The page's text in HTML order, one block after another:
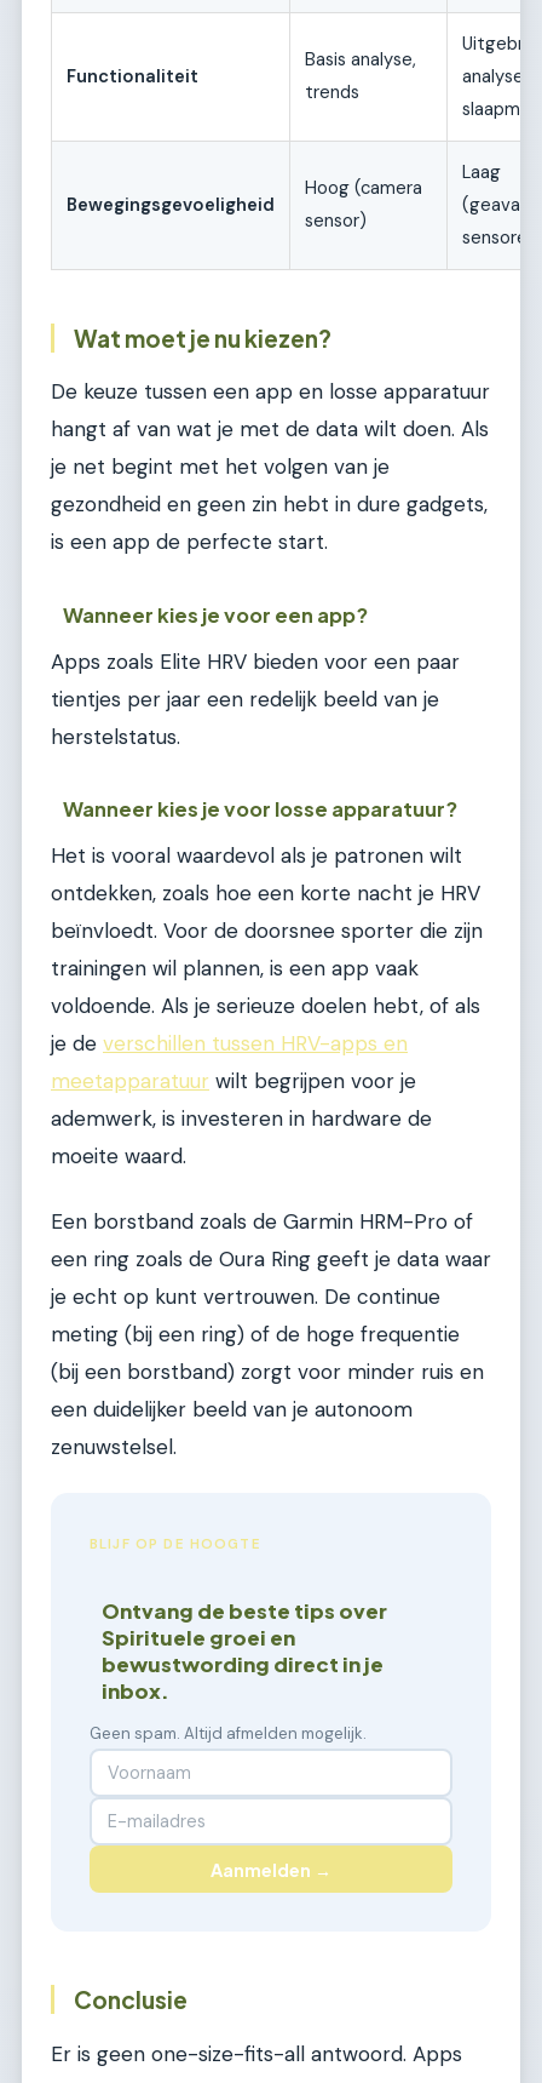
Functionaliteit
Basis analyse,
trends
analyse,
Bewegingsgevoeligheid
Hoog (camera
sensor)
Laag
Wat moet je nu kiezen?
De keuze tussen een app en losse apparatuur
hangt af van wat je met de data wilt doen. Als
je net begint met het volgen van je
gezondheid en geen zin hebt in dure gadgets,
is een app de perfecte start.
Wanneer kies je voor een app?
Apps zoals Elite HRV bieden voor een paar
tientjes per jaar een redelijk beeld van je
herstelstatus.
Wanneer kies je voor losse apparatuur?
Het is vooral waardevol als je patronen wilt
ontdekken, zoals hoe een korte nacht je HRV
beïnvloedt. Voor de doorsnee sporter die zijn
trainingen wil plannen, is een app vaak
voldoende. Als je serieuze doelen hebt, of als
je de verschillen tussen HRV-apps en
meetapparatuur wilt begrijpen voor je
ademwerk, is investeren in hardware de
moeite waard.
Een borstband zoals de Garmin HRM-Pro of
een ring zoals de Oura Ring geeft je data waar
je echt op kunt vertrouwen. De continue
meting (bij een ring) of de hoge frequentie
(bij een borstband) zorgt voor minder ruis en
een duidelijker beeld van je autonoom
zenuwstelsel.
BLIJF OP DE HOOGTE
Ontvang de beste tips over
Spirituele groei en
bewustwording direct in je
inbox.
Geen spam. Altijd afmelden mogelijk.
Aanmelden →
Conclusie
Er is geen one-size-fits-all antwoord. Apps